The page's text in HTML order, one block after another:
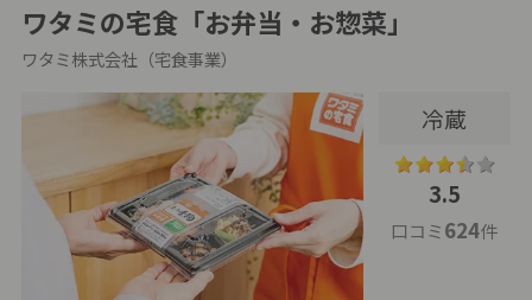
ワタミの宅食「お弁当・お惣菜」
ワタミ株式会社（宅食事業）
冷蔵
3.5
口コミ624件